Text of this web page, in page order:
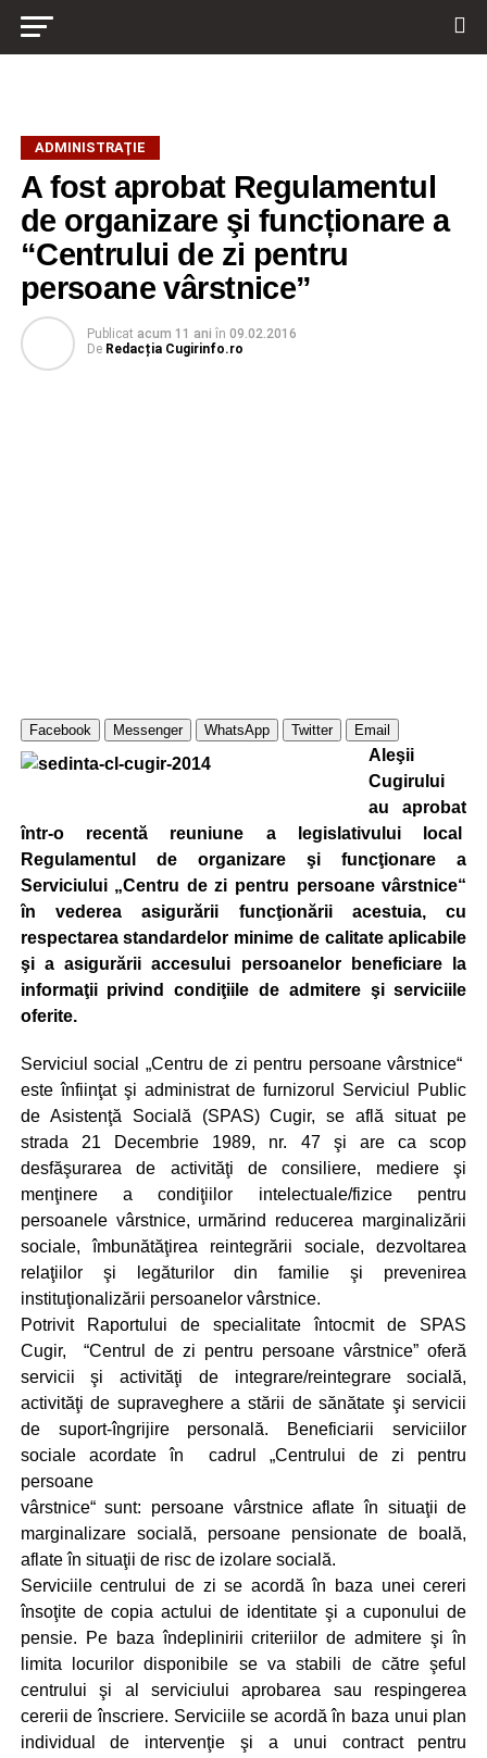
ADMINISTRAŢIE
A fost aprobat Regulamentul
de organizare şi funcționare a
“Centrului de zi pentru
persoane vârstnice”
Publicat acum 11 ani în 09.02.2016
De Redacția Cugirinfo.ro
Facebook Messenger WhatsApp Twitter Email
Aleşii
Cugirului
au aprobat
într-o recentă reuniune a legislativului local
Regulamentul de organizare şi funcţionare a
Serviciului „Centru de zi pentru persoane vârstnice“
în vederea asigurării funcţionării acestuia, cu
respectarea standardelor minime de calitate aplicabile
şi a asigurării accesului persoanelor beneficiare la
informaţii privind condiţiile de admitere şi serviciile
oferite.
Serviciul social „Centru de zi pentru persoane vârstnice“
este înfiinţat şi administrat de furnizorul Serviciul Public
de Asistenţă Socială (SPAS) Cugir, se află situat pe
strada 21 Decembrie 1989, nr. 47 şi are ca scop
desfăşurarea de activităţi de consiliere, mediere şi
menţinere a condiţiilor intelectuale/fizice pentru
persoanele vârst­nice, urmărind reducerea marginalizării
sociale, îmbunătăţirea reintegrării sociale, dezvoltarea
relaţiilor şi legăturilor din familie şi prevenirea
instituţionalizării persoanelor vârstnice.
Potrivit Raportului de specialitate întocmit de SPAS
Cugir, “Centrul de zi pentru persoane vârstnice” oferă
servicii şi activităţi de integrare/reintegrare socială,
activităţi de supraveghere a stării de sănătate şi servicii
de suport-îngrijire personală. Beneficiarii serviciilor
sociale acordate în cadrul „Centrului de zi pentru
persoane
vârstnice“ sunt: persoane vârstnice aflate în situaţii de
marginalizare socială, persoane pensionate de boală,
aflate în situaţii de risc de izolare socială.
Serviciile centrului de zi se acordă în baza unei cereri
însoţite de copia actului de identitate şi a cuponului de
pensie. Pe baza îndeplinirii criteriilor de admitere şi în
limita locurilor disponibile se va stabili de către şeful
centrului şi al serviciului aprobarea sau respingerea
cererii de înscriere. Serviciile se acordă în baza unui plan
individual de intervenţie şi a unui contract pentru